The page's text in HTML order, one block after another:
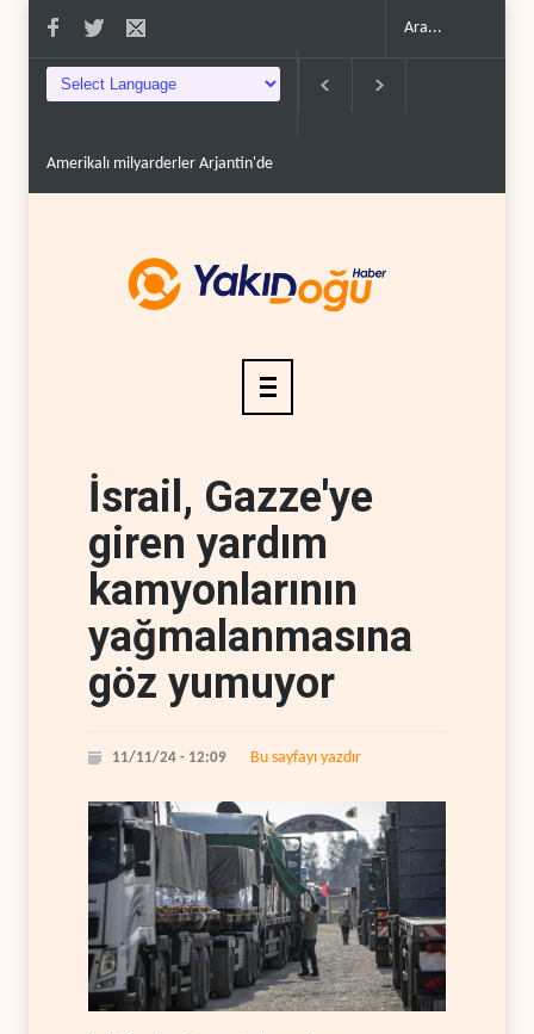
Amerikalı milyarderler Arjantin'de nükleer savaş sığın..
İsrail, Gazze'ye
giren yardım
kamyonlarının
yağmalanmasına
göz yumuyor
11/11/24 - 12:09 Bu sayfayı yazdır